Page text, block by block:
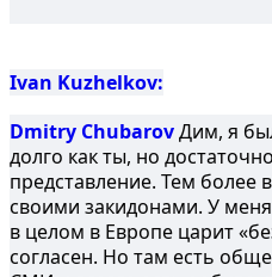
Ivan Kuzhelkov:
Dmitry ChubarovДим, я
долго как ты, но
представление. Тем более
своими закидонами. У
в целом в Европе царит
согласен. Но там есть